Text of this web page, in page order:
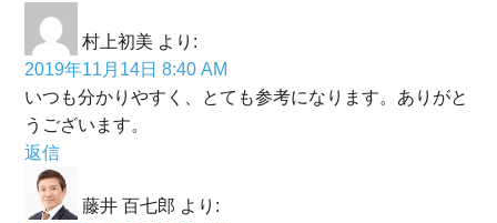
村上初美 より:
2019年11月14日 8:40 AM
いつも分かりやすく、とても参考になります。ありがと
うございます。
返信
藤井 百七郎 より: